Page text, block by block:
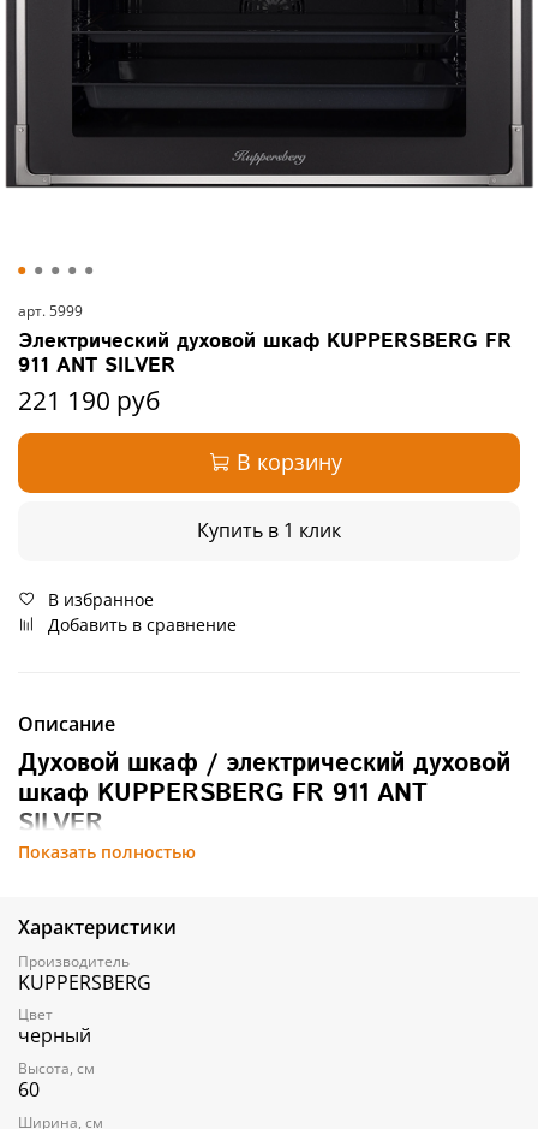
арт. 5999
Электрический духовой шкаф KUPPERSBERG FR
911 ANT SILVER
221 190 руб
В корзину
Купить в 1 клик
В избранное
Добавить в сравнение
Описание
Духовой шкаф / электрический духовой
шкаф KUPPERSBERG FR 911 ANT
SILVER
Количество режимов: 11
Традиционный нагрев с конвекцией: да
Гриль: да
Макси-Гриль: да
Турбо режим: да
Гриль с конвекцией: да
Разморозка: да
Освещение: двойное
Показать полностью
Характеристики
Производитель
KUPPERSBERG
Цвет
черный
Высота, см
60
Ширина, см